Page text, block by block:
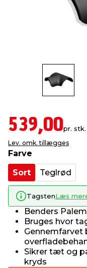
& ukrudt
& standere
& syltning
539,00pr. stk.
Lev. omk. tillægges
Farve
Sort
Teglrød
TagstenLæs
Benders
Bruges hvor
Sikrer tæt og
kryds